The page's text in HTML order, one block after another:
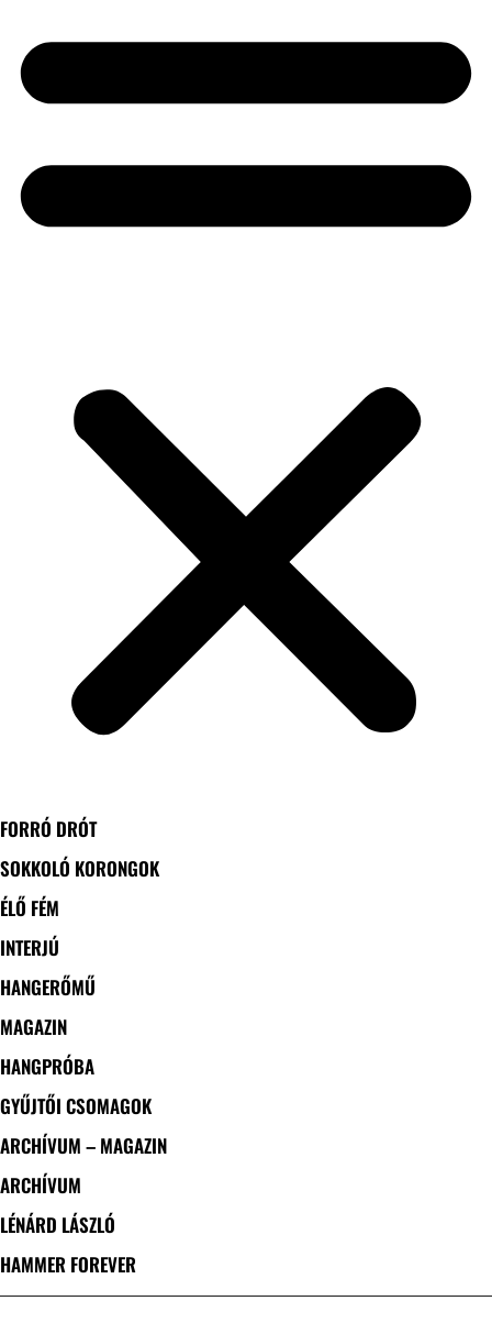
FORRÓ DRÓT
SOKKOLÓ KORONGOK
ÉLŐ FÉM
INTERJÚ
HANGERŐMŰ
MAGAZIN
HANGPRÓBA
GYŰJTŐI CSOMAGOK
ARCHÍVUM – MAGAZIN
ARCHÍVUM
LÉNÁRD LÁSZLÓ
HAMMER FOREVER